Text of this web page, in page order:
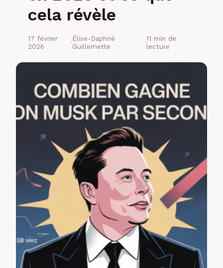
cela révèle
17 février
2026
·Élise-Daphné
Guillemette
·11 min de
lecture